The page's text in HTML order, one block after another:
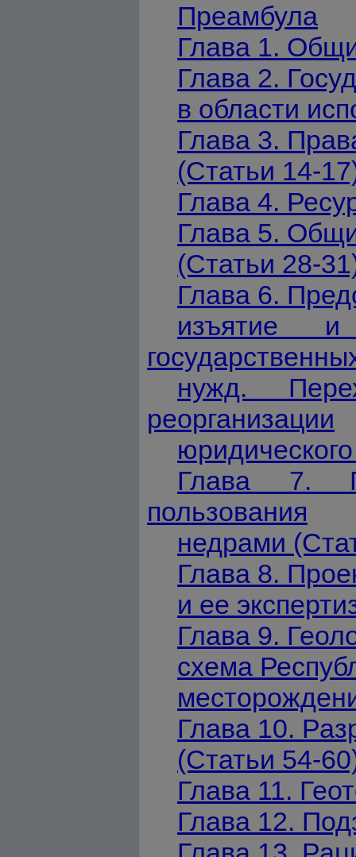
Преамбула
Глава 1.
Глава 2.
в области
Глава 3.
(Статьи 14-
Глава 4.
Глава 5.
(Статьи 28-
Глава 6.
изъятие и
нужд.
реорганизации
Глава 7.
пользования
недрами
Глава 8.
и ее
Глава 9.
схема
Глава 10.
(Статьи 54-
Глава 11.
Глава 12.